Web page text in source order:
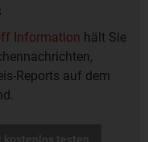
Information hält Sie
Reports auf dem